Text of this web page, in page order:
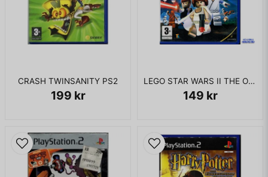
CRASH TWINSANITY PS2
199 kr
LEGO STAR WARS II THE ORIGINAL TRILOGY PS2
149 kr